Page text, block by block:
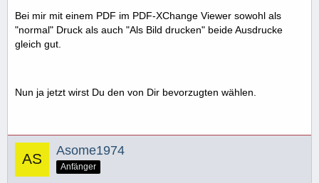
Bei mir mit einem PDF im PDF-XChange Viewer sowohl als
"normal" Druck als auch "Als Bild drucken" beide Ausdrucke
gleich gut.
Nun ja jetzt wirst Du den von Dir bevorzugten wählen.
Asome1974
Anfänger